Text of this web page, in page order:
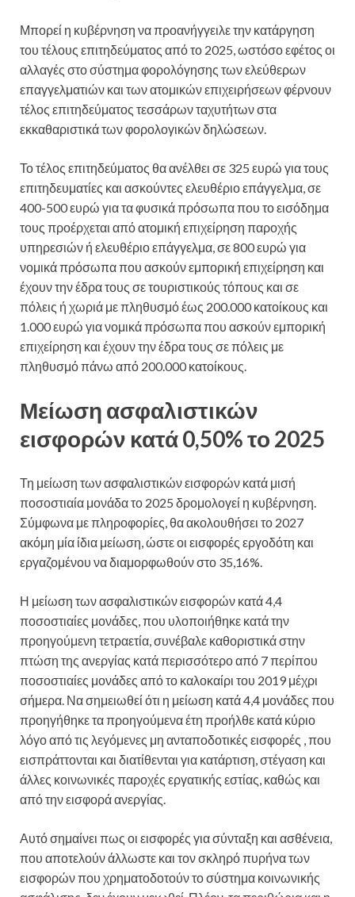
Μπορεί η κυβέρνηση να προανήγγειλε την κατάργηση
του τέλους επιτηδεύματος από το 2025, ωστόσο εφέτος οι
αλλαγές στο σύστημα φορολόγησης των ελεύθερων
επαγγελματιών και των ατομικών επιχειρήσεων φέρνουν
τέλος επιτηδεύματος τεσσάρων ταχυτήτων στα
εκκαθαριστικά των φορολογικών δηλώσεων.
Το τέλος επιτηδεύματος θα ανέλθει σε 325 ευρώ για τους
επιτηδευματίες και ασκούντες ελευθέριο επάγγελμα, σε
400-500 ευρώ για τα φυσικά πρόσωπα που το εισόδημα
τους προέρχεται από ατομική επιχείρηση παροχής
υπηρεσιών ή ελευθέριο επάγγελμα, σε 800 ευρώ για
νομικά πρόσωπα που ασκούν εμπορική επιχείρηση και
έχουν την έδρα τους σε τουριστικούς τόπους και σε
πόλεις ή χωριά με πληθυσμό έως 200.000 κατοίκους και
1.000 ευρώ για νομικά πρόσωπα που ασκούν εμπορική
επιχείρηση και έχουν την έδρα τους σε πόλεις με
πληθυσμό πάνω από 200.000 κατοίκους.
Μείωση ασφαλιστικών
εισφορών κατά 0,50% το 2025
Τη μείωση των ασφαλιστικών εισφορών κατά μισή
ποσοστιαία μονάδα το 2025 δρομολογεί η κυβέρνηση.
Σύμφωνα με πληροφορίες, θα ακολουθήσει το 2027
ακόμη μία ίδια μείωση, ώστε οι εισφορές εργοδότη και
εργαζομένου να διαμορφωθούν στο 35,16%.
Η μείωση των ασφαλιστικών εισφορών κατά 4,4
ποσοστιαίες μονάδες, που υλοποιήθηκε κατά την
προηγούμενη τετραετία, συνέβαλε καθοριστικά στην
πτώση της ανεργίας κατά περισσότερο από 7 περίπου
ποσοστιαίες μονάδες από το καλοκαίρι του 2019 μέχρι
σήμερα. Να σημειωθεί ότι η μείωση κατά 4,4 μονάδες που
προηγήθηκε τα προηγούμενα έτη προήλθε κατά κύριο
λόγο από τις λεγόμενες μη ανταποδοτικές εισφορές , που
εισπράττονται και διατίθενται για κατάρτιση, στέγαση και
άλλες κοινωνικές παροχές εργατικής εστίας, καθώς και
από την εισφορά ανεργίας.
Αυτό σημαίνει πως οι εισφορές για σύνταξη και ασθένεια,
που αποτελούν άλλωστε και τον σκληρό πυρήνα των
εισφορών που χρηματοδοτούν το σύστημα κοινωνικής